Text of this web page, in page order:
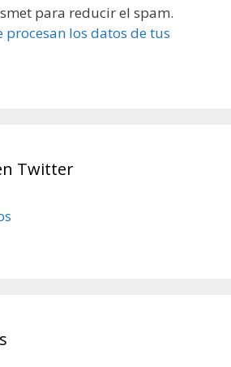
para reducir el spam.
procesan los datos de tus
Twitter